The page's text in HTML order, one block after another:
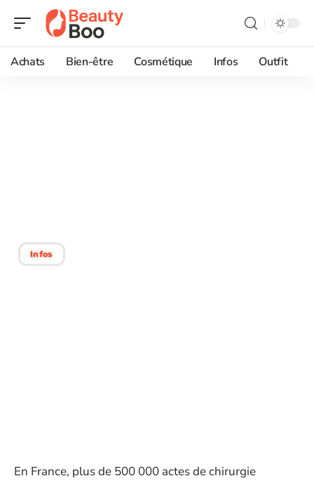
Achats Bien-être Cosmétique Infos Outfit
Infos
En France, plus de 500 000 actes de chirurgie